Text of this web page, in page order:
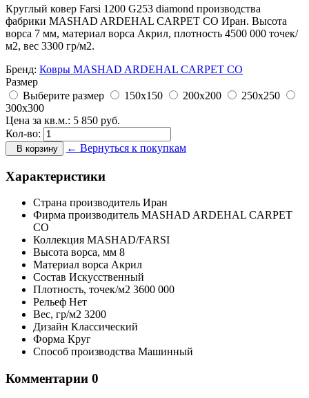
Круглый ковер Farsi 1200 G253 diamond производства
фабрики MASHAD ARDEHAL CARPET CO Иран. Высота
ворса 7 мм, материал ворса Акрил, плотность 4500 000 точек/
м2, вес 3300 гр/м2.
Бренд: Ковры MASHAD ARDEHAL CARPET CO
Размер
Выберите размер
150x150 200x200
250x250
300x300
Цена за кв.м.: 5 850 руб.
Кол-во:
В корзину ← Вернуться к покупкам
Характеристики
Страна производитель Иран
Фирма производитель MASHAD ARDEHAL CARPET
CO
Коллекция MASHAD/FARSI
Высота ворса, мм 8
Материал ворса Акрил
Состав Искусственный
Плотность, точек/м2 3600 000
Рельеф Нет
Вес, гр/м2 3200
Дизайн Классический
Форма Круг
Способ производства Машинный
Комментарии 0